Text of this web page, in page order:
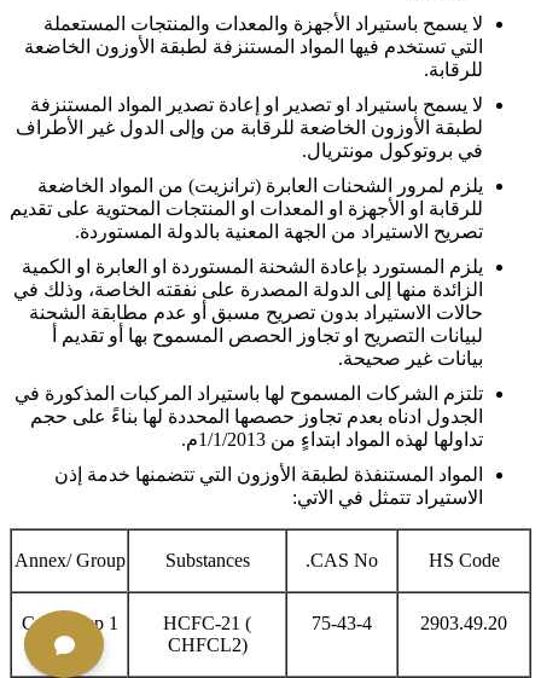
لا يسمح باستيراد الأجهزة والمعدات والمنتجات المستعملة
التي تستخدم فيها المواد المستنزفة لطبقة الأوزون الخاضعة
للرقابة.
لا يسمح باستيراد او تصدير او إعادة تصدير المواد المستنزفة
لطبقة الأوزون الخاضعة للرقابة من وإلى الدول غير الأطراف
في بروتوكول مونتريال.
يلزم لمرور الشحنات العابرة (ترانزيت) من المواد الخاضعة
للرقابة او الأجهزة او المعدات او المنتجات المحتوية على تقديم
تصريح الاستيراد من الجهة المعنية بالدولة المستوردة.
يلزم المستورد بإعادة الشحنة المستوردة او العابرة او الكمية
الزائدة منها إلى الدولة المصدرة على نفقته الخاصة، وذلك في
حالات الاستيراد بدون تصريح مسبق أو عدم مطابقة الشحنة
لبيانات التصريح او تجاوز الحصص المسموح بها أو تقديم أ
بيانات غير صحيحة.
تلتزم الشركات المسموح لها باستيراد المركبات المذكورة في
الجدول ادناه بعدم تجاوز حصصها المحددة لها بناءً على حجم
تداولها لهذه المواد ابتداءٍ من 1/1/2013م.
المواد المستنفذة لطبقة الأوزون التي تتضمنها خدمة إذن
الاستيراد تتمثل في الاتي:
HS Code
CAS No.
Substances
Annex/ Group
2903.49.20
75-43-4
HCFC-21 (
CHFCL2)
C – Group 1